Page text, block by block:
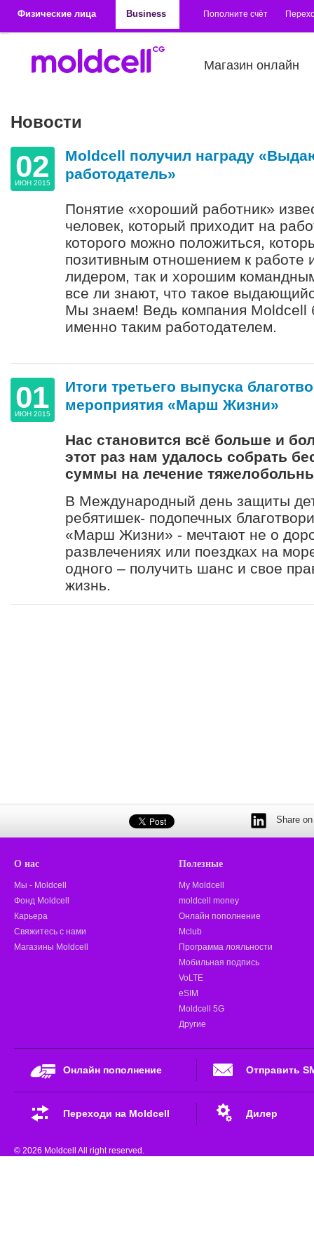
Физические лица
Business Пополните счёт
Магазин онлайн
Новости
02
ИЮН 2015
Moldcell получил награду
работодатель»
Понятие «хороший работник»
человек, который приходит на
которого можно положиться,
позитивным отношением к работе
лидером, так и хорошим
все ли знают, что такое
Мы знаем! Ведь компания Moldcell
именно таким работодателем.
01
ИЮН 2015
Итоги третьего выпуска
мероприятия «Марш Жизни»
Нас становится всё больше и
этот раз нам удалось собрать
суммы на лечение
В Международный день защиты
ребятишек- подопечных
«Марш Жизни» - мечтают не о
развлечениях или поездках на
одного – получить шанс и свое
жизнь.
Share
О нас
Мы - Moldcell
Фонд Moldcell
Карьера
Свяжитесь с нами
Магазины Moldcell
Полезные
My Moldcell
moldcell money
Онлайн пополнение
Mclub
Программа лояльности
Мобильная подпись
VoLTE
eSIM
Moldcell 5G
Другие
Онлайн пополнение Отправить
Переходи на Moldcell Дилер
© 2026 Moldcell All right reserved.